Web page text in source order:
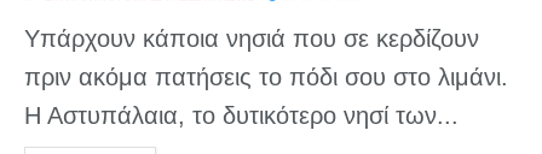
Υπάρχουν κάποια νησιά που σε κερδίζουν
πριν ακόμα πατήσεις το πόδι σου στο λιμάνι.
Η Αστυπάλαια, το δυτικότερο νησί των...